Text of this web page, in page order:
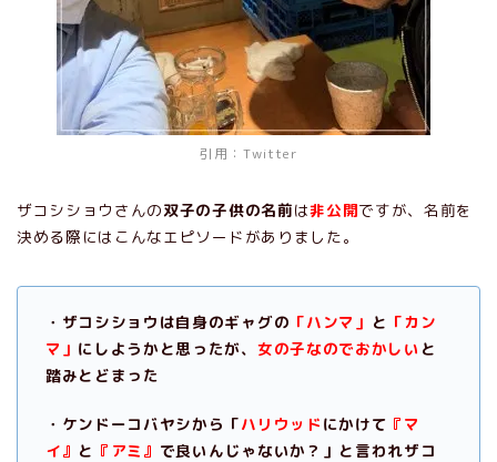
引用： Twitter
ザコシショウさんの双子の子供の名前は非公開ですが、名前を
決める際にはこんなエピソードがありました。
・ザコシショウは自身のギャグの 「ハンマ」 と 「カン
マ」 にしようかと思ったが、 女の子なのでおかしい と
踏みとどまった
・ケンドーコバヤシから「ハリウッド にかけて 『マ
イ』 と 『アミ』 で良いんじゃないか？」と言われザコ